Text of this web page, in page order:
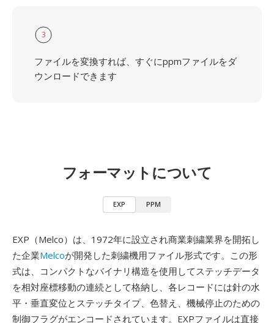
3
ファイルを変換すれば、すぐにppmファイルをダ
ウンロードできます
フォーマットについて
EXP PPM
EXP（Melco）は、1972年に設立され商業刺繍業界を開拓し
た企業Melcoが開発した刺繍機用ファイル形式です。この形
式は、コンパクトなバイナリ構造を使用してステッチデータ
を相対座標移動の連続として格納し、各レコードには針の水
平・垂直変位とステッチタイプ、色替え、機械停止のための
制御フラグがエンコードされています。EXPファイルは直接